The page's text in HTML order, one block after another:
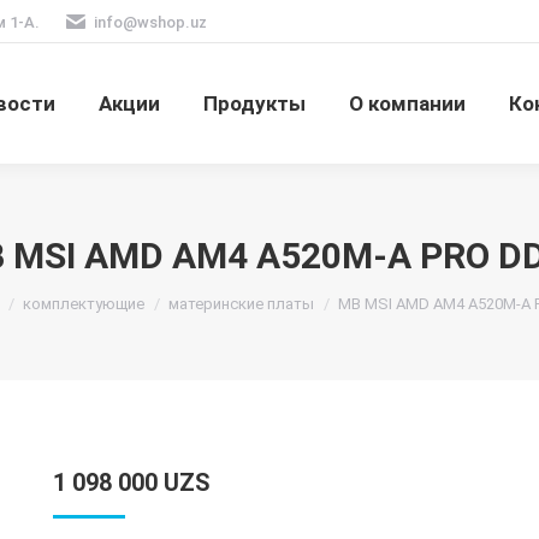
1-А. info@wshop.uz
Акции Продукты О компании
MSI AMD AM4 A520М-A PRO
комплектующие материнские платы MB MSI AMD AM4 A520М-A
1 098 000 UZS